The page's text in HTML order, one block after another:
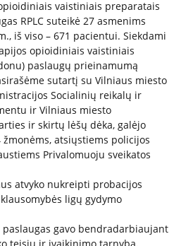
vaistiniais preparatais
RPLC suteikė 27 asmenims
iš viso – 671 pacientui. Siekdami
opioidiniais vaistiniais
paslaugų prieinamumą
sutartį su Vilniaus miesto
Socialinių reikalų ir
ir Vilniaus miesto
ir skirtų lėšų dėka, galėjo
atsiųstiems policijos
Privalomuoju sveikatos
atvyko nukreipti probacijos
ligų gydymo
paslaugas gavo bendradarbiaujant